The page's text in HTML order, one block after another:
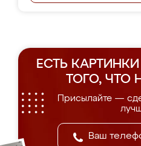
ЕСТЬ
ТОГО, ЧТО
Присылайте —